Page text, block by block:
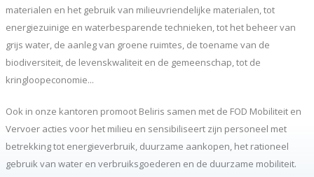
materialen en het gebruik van milieuvriendelijke materialen, tot
energiezuinige en waterbesparende technieken, tot het beheer van
grijs water, de aanleg van groene ruimtes, de toename van de
biodiversiteit, de levenskwaliteit en de gemeenschap, tot de
kringloopeconomie...
Ook in onze kantoren promoot Beliris samen met de FOD Mobiliteit en
Vervoer acties voor het milieu en sensibiliseert zijn personeel met
betrekking tot energieverbruik, duurzame aankopen, het rationeel
gebruik van water en verbruiksgoederen en de duurzame mobiliteit.